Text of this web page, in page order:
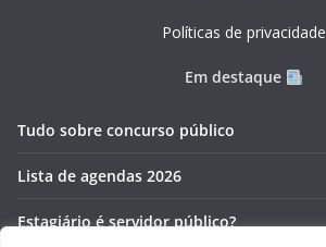
Políticas de privacidade
Em destaque
Tudo sobre concurso público
Lista de agendas 2026
Estagiário é servidor público?